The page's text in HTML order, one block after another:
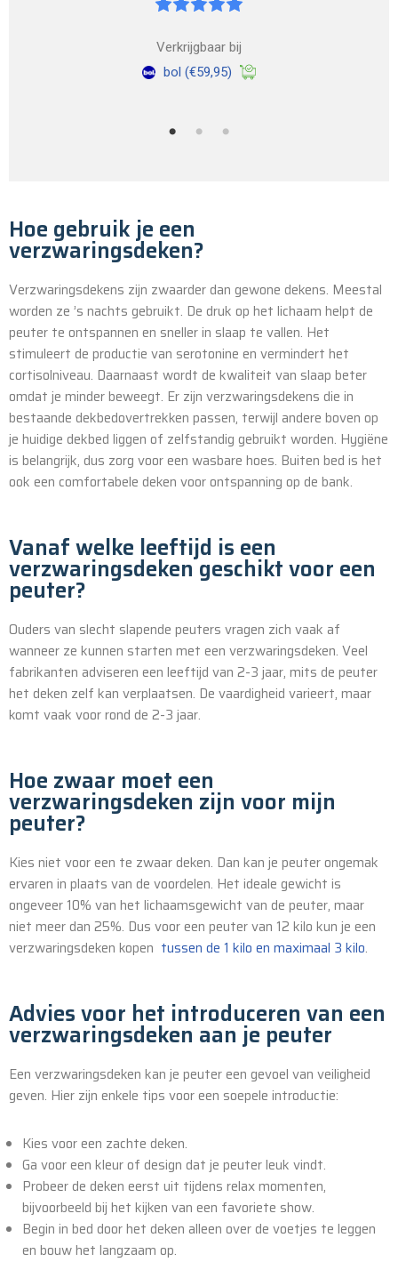
Verkrijgbaar bij
bol (€59,95)
Hoe gebruik je een
verzwaringsdeken?
Verzwaringsdekens zijn zwaarder dan gewone dekens. Meestal
worden ze ’s nachts gebruikt. De druk op het lichaam helpt de
peuter te ontspannen en sneller in slaap te vallen. Het
stimuleert de productie van serotonine en vermindert het
cortisolniveau. Daarnaast wordt de kwaliteit van slaap beter
omdat je minder beweegt. Er zijn verzwaringsdekens die in
bestaande dekbedovertrekken passen, terwijl andere boven op
je huidige dekbed liggen of zelfstandig gebruikt worden. Hygiëne
is belangrijk, dus zorg voor een wasbare hoes. Buiten bed is het
ook een comfortabele deken voor ontspanning op de bank.
Vanaf welke leeftijd is een
verzwaringsdeken geschikt voor een
peuter?
Ouders van slecht slapende peuters vragen zich vaak af
wanneer ze kunnen starten met een verzwaringsdeken. Veel
fabrikanten adviseren een leeftijd van 2-3 jaar, mits de peuter
het deken zelf kan verplaatsen. De vaardigheid varieert, maar
komt vaak voor rond de 2-3 jaar.
Hoe zwaar moet een
verzwaringsdeken zijn voor mijn
peuter?
Kies niet voor een te zwaar deken. Dan kan je peuter ongemak
ervaren in plaats van de voordelen. Het ideale gewicht is
ongeveer 10% van het lichaamsgewicht van de peuter, maar
niet meer dan 25%. Dus voor een peuter van 12 kilo kun je een
verzwaringsdeken kopen tussen de 1 kilo en maximaal 3 kilo.
Advies voor het introduceren van een
verzwaringsdeken aan je peuter
Een verzwaringsdeken kan je peuter een gevoel van veiligheid
geven. Hier zijn enkele tips voor een soepele introductie:
Kies voor een zachte deken.
Ga voor een kleur of design dat je peuter leuk vindt.
Probeer de deken eerst uit tijdens relax momenten,
bijvoorbeeld bij het kijken van een favoriete show.
Begin in bed door het deken alleen over de voetjes te leggen
en bouw het langzaam op.